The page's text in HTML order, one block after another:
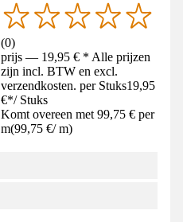
(0)
prijs — 19,95 € * Alle prijzen
zijn incl. BTW en excl.
verzendkosten. per Stuks19,95
€*/ Stuks
Komt overeen met 99,75 € per
m(99,75 €/ m)